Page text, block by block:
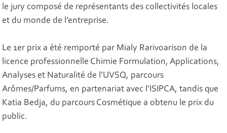
le jury composé de représentants des collectivités locales
et du monde de l’entreprise.
Le 1er prix a été remporté par Mialy Rarivoarison de la
licence professionnelle Chimie Formulation, Applications,
Analyses et Naturalité de l’UVSQ, parcours
Arômes/Parfums, en partenariat avec l’ISIPCA, tandis que
Katia Bedja, du parcours Cosmétique a obtenu le prix du
public.